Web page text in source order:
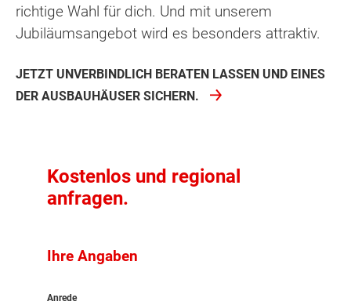
richtige Wahl für dich. Und mit unserem
Jubiläumsangebot wird es besonders attraktiv.
JETZT UNVERBINDLICH BERATEN LASSEN UND EINES
DER AUSBAUHÄUSER SICHERN.
Kostenlos und regional
anfragen.
Ihre Angaben
Anrede